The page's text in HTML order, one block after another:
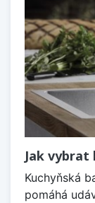
Jak
Kuchyňská
pomáhá